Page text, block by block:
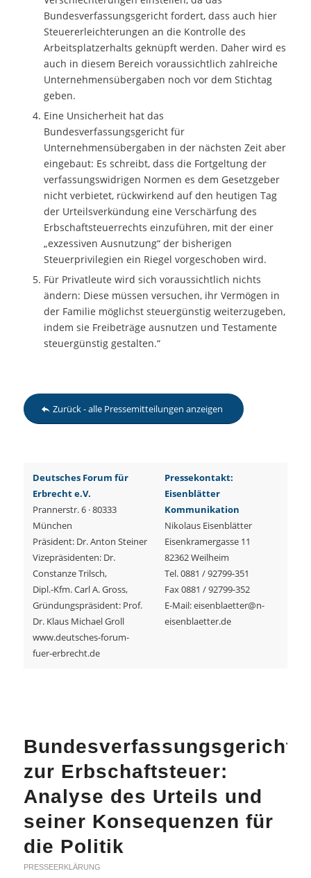
Bundesverfassungsgericht fordert, dass auch hier
Steuererleichterungen an die Kontrolle des
Arbeitsplatzerhalts geknüpft werden. Daher wird es
auch in diesem Bereich voraussichtlich zahlreiche
Unternehmensübergaben noch vor dem Stichtag
geben.
Eine Unsicherheit hat das
Bundesverfassungsgericht für
Unternehmensübergaben in der nächsten Zeit aber
eingebaut: Es schreibt, dass die Fortgeltung der
verfassungswidrigen Normen es dem Gesetzgeber
nicht verbietet, rückwirkend auf den heutigen Tag
der Urteilsverkündung eine Verschärfung des
Erbschaftsteuerrechts einzuführen, mit der einer
„exzessiven Ausnutzung“ der bisherigen
Steuerprivilegien ein Riegel vorgeschoben wird.
Für Privatleute wird sich voraussichtlich nichts
ändern: Diese müssen versuchen, ihr Vermögen in
der Familie möglichst steuergünstig weiterzugeben,
indem sie Freibeträge ausnutzen und Testamente
steuergünstig gestalten.“
Zurück - alle Pressemitteilungen anzeigen
Deutsches Forum für
Erbrecht e.V.
Prannerstr. 6 · 80333
München
Präsident: Dr. Anton Steiner
Vizepräsidenten: Dr.
Constanze Trilsch,
Dipl.-Kfm. Carl A. Gross,
Gründungspräsident: Prof.
Dr. Klaus Michael Groll
www.deutsches-forum-
fuer-erbrecht.de
Pressekontakt:
Eisenblätter
Kommunikation
Nikolaus Eisenblätter
Eisenkramergasse 11
82362 Weilheim
Tel. 0881 / 92799-351
Fax 0881 / 92799-352
E-Mail: eisenblaetter@n-
eisenblaetter.de
Bundesverfassungsgericht
zur Erbschaftsteuer:
Analyse des Urteils und
seiner Konsequenzen für
die Politik
PRESSEERKLÄRUNG